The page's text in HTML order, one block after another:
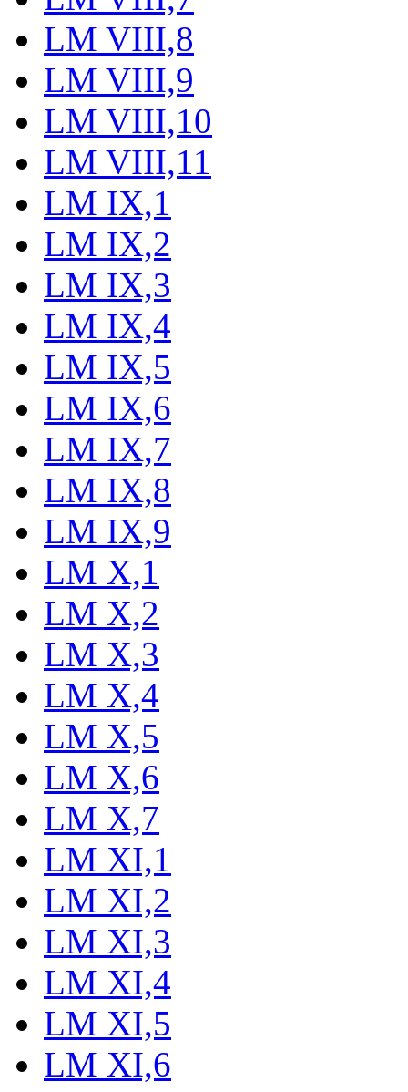
LM VIII,8
LM VIII,9
LM VIII,10
LM VIII,11
LM IX,1
LM IX,2
LM IX,3
LM IX,4
LM IX,5
LM IX,6
LM IX,7
LM IX,8
LM IX,9
LM X,1
LM X,2
LM X,3
LM X,4
LM X,5
LM X,6
LM X,7
LM XI,1
LM XI,2
LM XI,3
LM XI,4
LM XI,5
LM XI,6